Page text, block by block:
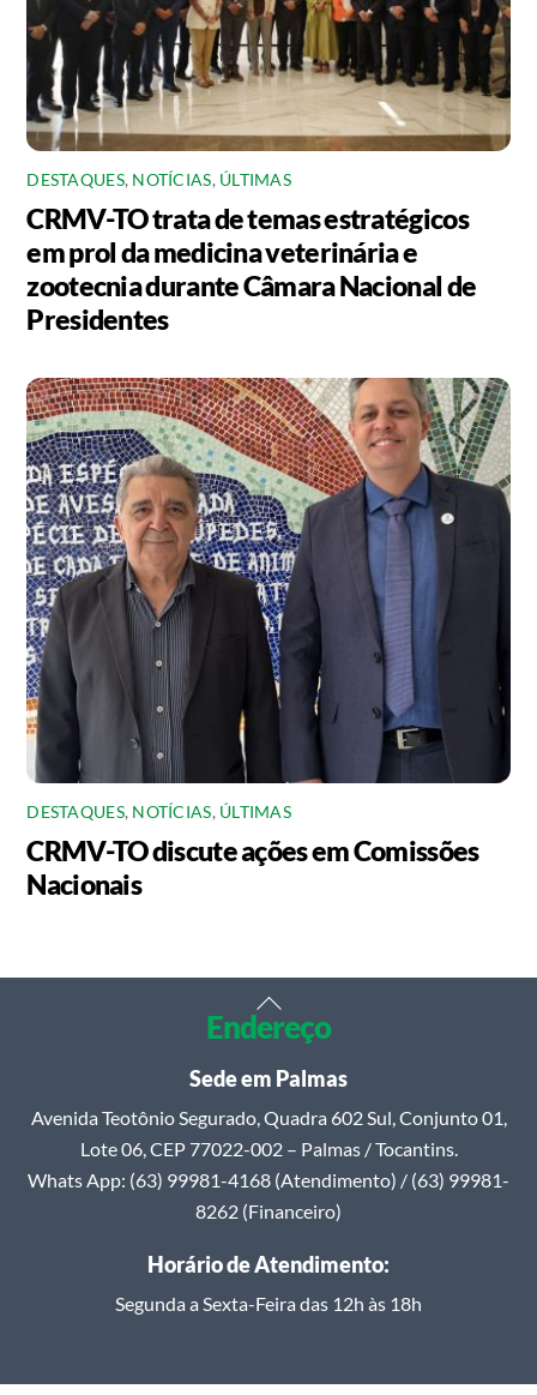
DESTAQUES, NOTÍCIAS, ÚLTIMAS
CRMV-TO trata de temas estratégicos
em prol da medicina veterinária e
zootecnia durante Câmara Nacional de
Presidentes
DESTAQUES, NOTÍCIAS, ÚLTIMAS
CRMV-TO discute ações em Comissões
Nacionais
Back
To
Top
Endereço
Sede em Palmas
Avenida Teotônio Segurado, Quadra 602 Sul, Conjunto 01,
Lote 06, CEP 77022-002 – Palmas / Tocantins.
Whats App: (63) 99981-4168 (Atendimento) / (63) 99981-
8262 (Financeiro)
Horário de Atendimento:
Segunda a Sexta-Feira das 12h às 18h